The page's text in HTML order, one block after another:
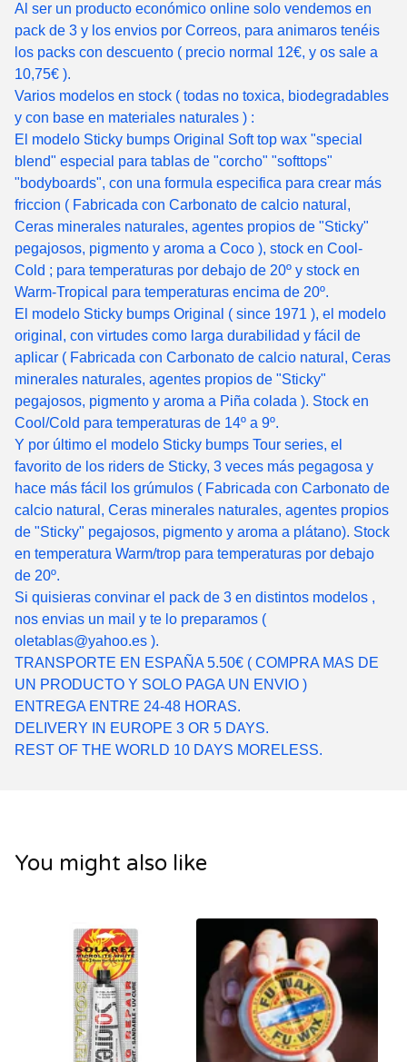
Al ser un producto económico online solo vendemos en
pack de 3 y los envios por Correos, para animaros tenéis
los packs con descuento ( precio normal 12€, y os sale a
10,75€ ).
Varios modelos en stock ( todas no toxica, biodegradables
y con base en materiales naturales ) :
El modelo Sticky bumps Original Soft top wax "special
blend" especial para tablas de "corcho" "softtops"
"bodyboards", con una formula especifica para crear más
friccion ( Fabricada con Carbonato de calcio natural,
Ceras minerales naturales, agentes propios de "Sticky"
pegajosos, pigmento y aroma a Coco ), stock en Cool-
Cold ; para temperaturas por debajo de 20º y stock en
Warm-Tropical para temperaturas encima de 20º.
El modelo Sticky bumps Original ( since 1971 ), el modelo
original, con virtudes como larga durabilidad y fácil de
aplicar ( Fabricada con Carbonato de calcio natural, Ceras
minerales naturales, agentes propios de "Sticky"
pegajosos, pigmento y aroma a Piña colada ). Stock en
Cool/Cold para temperaturas de 14º a 9º.
Y por último el modelo Sticky bumps Tour series, el
favorito de los riders de Sticky, 3 veces más pegagosa y
hace más fácil los grúmulos ( Fabricada con Carbonato de
calcio natural, Ceras minerales naturales, agentes propios
de "Sticky" pegajosos, pigmento y aroma a plátano). Stock
en temperatura Warm/trop para temperaturas por debajo
de 20º.
Si quisieras convinar el pack de 3 en distintos modelos ,
nos envias un mail y te lo preparamos (
oletablas@yahoo.es ).
TRANSPORTE EN ESPAÑA 5.50€ ( COMPRA MAS DE
UN PRODUCTO Y SOLO PAGA UN ENVIO )
ENTREGA ENTRE 24-48 HORAS.
DELIVERY IN EUROPE 3 OR 5 DAYS.
REST OF THE WORLD 10 DAYS MORELESS.
You might also like